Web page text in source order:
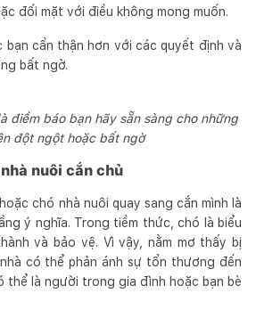
đối mặt với điều không mong muốn.
bạn cẩn thận hơn với các quyết định và
bất ngờ.
điềm báo bạn hãy sẵn sàng cho những
đột ngột hoặc bất ngờ
nuôi cắn chủ
chó nhà nuôi quay sang cắn mình là
ý nghĩa. Trong tiềm thức, chó là biểu
và bảo vệ. Vì vậy, nằm mơ thấy bị
có thể phản ánh sự tổn thương đến
thể là người trong gia đình hoặc bạn bè